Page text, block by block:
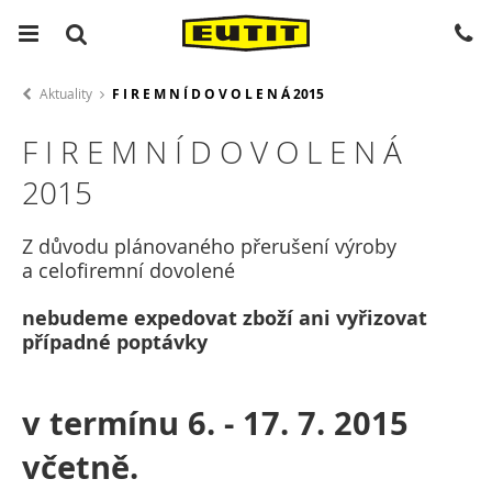
Aktuality F I R E M N Í D O V O L E N Á 2015
F I R E M N Í D O V O L E N Á
2015
Z důvodu plánovaného přerušení výroby
a celofiremní dovolené
nebudeme expedovat zboží ani vyřizovat
případné poptávky
v termínu 6. - 17. 7. 2015
včetně.